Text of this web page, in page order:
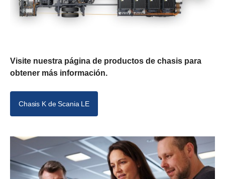
Visite nuestra página de productos de chasis para
obtener más información.
Chasis K de Scania LE